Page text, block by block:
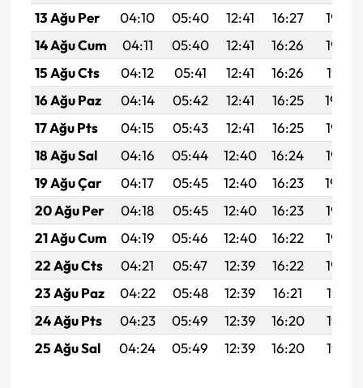
13 Ağu Per 04:10 05:40 12:41 16:27
19:33
14 Ağu Cum
04:11 05:40 12:41 16:26
19:32
15 Ağu Cts
04:12 05:41 12:41 16:26
19:31
16 Ağu Paz
04:14 05:42 12:41 16:25
19:30
17 Ağu Pts
04:15 05:43 12:41 16:25
19:28
18 Ağu Sal
04:16 05:44 12:40 16:24
19:27
19 Ağu Çar
04:17 05:45 12:40 16:23
19:26
20 Ağu Per
04:18 05:45 12:40 16:23
19:25
21 Ağu Cum
04:19 05:46 12:40 16:22
19:23
22 Ağu Cts
04:21 05:47 12:39 16:22
19:22
23 Ağu Paz
04:22 05:48 12:39 16:21
19:21
24 Ağu Pts
04:23 05:49 12:39 16:20
19:19
25 Ağu Sal
04:24 05:49 12:39 16:20 19:18